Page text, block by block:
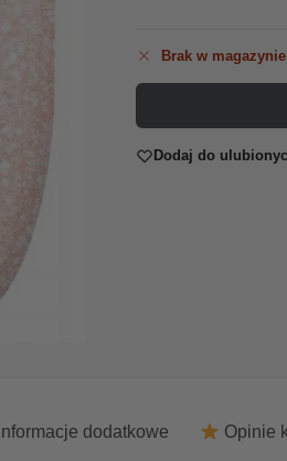
Brak w magazynie
Dodaj do
Informacje dodatkowe Opinie